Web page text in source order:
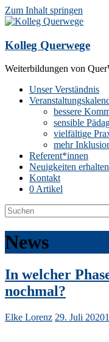
Zum Inhalt springen
Kolleg Querwege
Weiterbildungen von
Unser Verständnis
bessere
sensible
vielfältige
mehr
Referent*innen
Neuigkeiten erhalten
Kontakt
0 Artikel
News
In welcher
nochmal?
Elke Lorenz 29. Juli 2020